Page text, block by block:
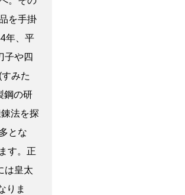
を手掛
年、平
子や四
みた
鋼の研
法を探
とな
す。正
は皇太
りま